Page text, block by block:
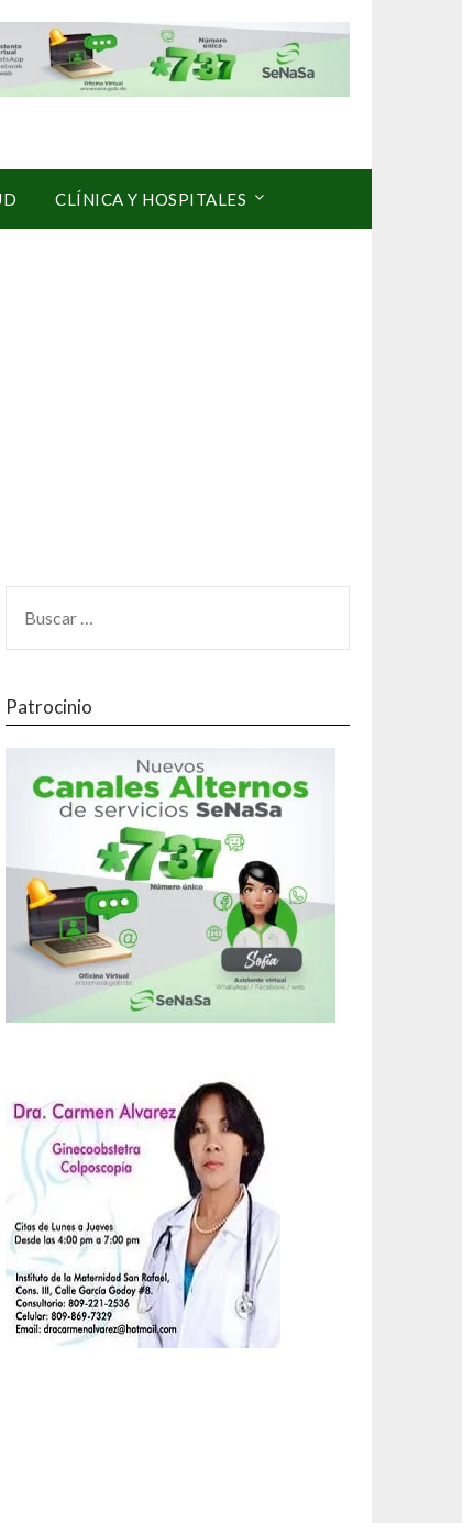
CLÍNICA Y HOSPITALES
Patrocinio